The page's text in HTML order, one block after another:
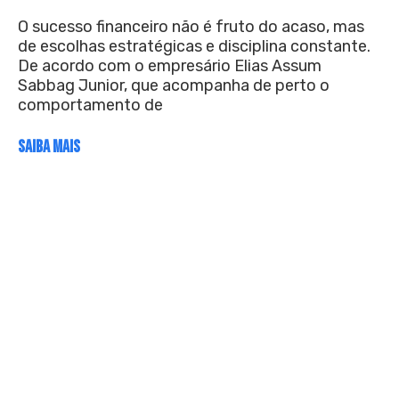
O sucesso financeiro não é fruto do acaso, mas
de escolhas estratégicas e disciplina constante.
De acordo com o empresário Elias Assum
Sabbag Junior, que acompanha de perto o
comportamento de
SAIBA MAIS